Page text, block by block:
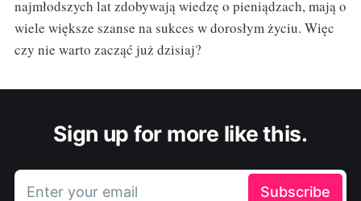
najmłodszych lat zdobywają wiedzę o pieniądzach, mają o
wiele większe szanse na sukces w dorosłym życiu. Więc
czy nie warto zacząć już dzisiaj?
Sign up for more like this.
Enter your email Subscribe